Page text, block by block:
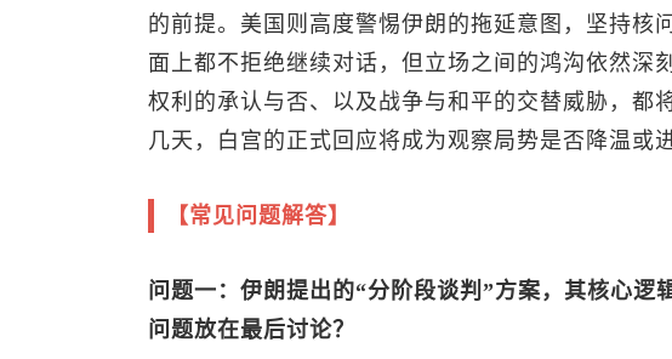
的前提。美国则高度警惕伊朗的拖延意图，坚持核
面上都不拒绝继续对话，但立场之间的鸿沟依然深
权利的承认与否、以及战争与和平的交替威胁，都
几天，白宫的正式回应将成为观察局势是否降温或
【常见问题解答】
问题一：伊朗提出的“分阶段谈判”方案，其核心逻
问题放在最后讨论？